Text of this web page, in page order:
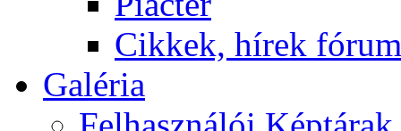
Cikkek, hírek
Galéria